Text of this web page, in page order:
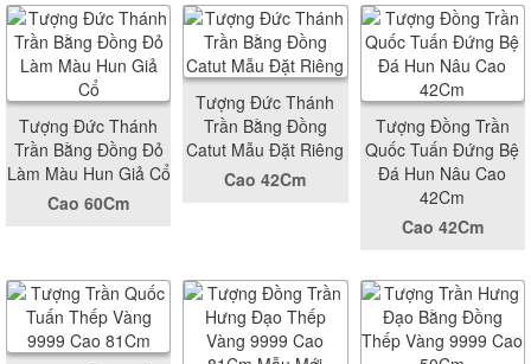
Tượng Đức Thánh
Trần Bằng Đồng Đỏ
Làm Màu Hun Giả Cổ
Cao 60Cm
Tượng Đức Thánh
Trần Bằng Đồng
Catut Mẫu Đặt Riêng
Cao 42Cm
Tượng Đồng Trần
Quốc Tuấn Đứng Bệ
Đá Hun Nâu Cao
42Cm
Cao 42Cm